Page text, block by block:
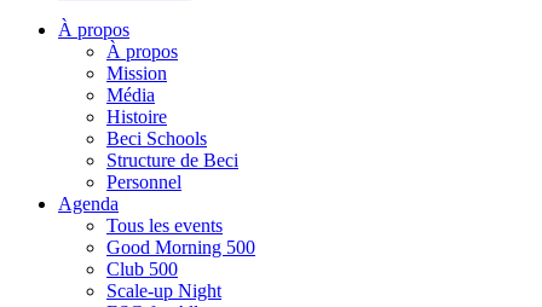
À propos
À propos
Mission
Média
Histoire
Beci Schools
Structure de Beci
Personnel
Agenda
Tous les events
Good Morning 500
Club 500
Scale-up Night